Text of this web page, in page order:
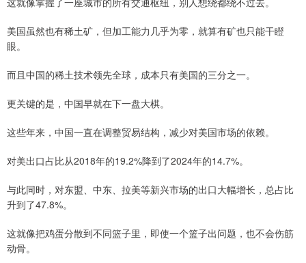
美国虽然也有稀土矿，但加工能力几乎为零，就算有矿也只能干瞪
眼。
而且中国的稀土技术领先全球，成本只有美国的三分之一。
更关键的是，中国早就在下一盘大棋。
这些年来，中国一直在调整贸易结构，减少对美国市场的依赖。
对美出口占比从2018年的19.2%降到了2024年的14.7%。
与此同时，对东盟、中东、拉美等新兴市场的出口大幅增长，总占比
升到了47.8%。
这就像把鸡蛋分散到不同篮子里，即使一个篮子出问题，也不会伤筋
动骨。